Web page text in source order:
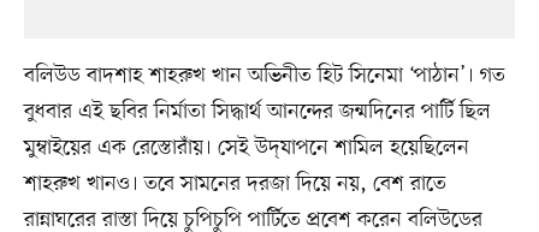
বলিউড বাদশাহ শাহরুখ খান অভিনীত হিট সিনেমা ‘পাঠান’। গত
বুধবার এই ছবির নির্মাতা সিদ্ধার্থ আনন্দের জন্মদিনের পার্টি ছিল
মুম্বাইয়ের এক রেস্তোরাঁয়। সেই উদ্‌যাপনে শামিল হয়েছিলেন
শাহরুখ খানও। তবে সামনের দরজা দিয়ে নয়, বেশ রাতে
রান্নাঘরের রাস্তা দিয়ে চুপিচুপি পার্টিতে প্রবেশ করেন বলিউডের